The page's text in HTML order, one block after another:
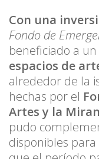
Con una
Fondo de
beneficiado a
espacios de
alrededor de la
hechas por el
Artes y la
pudo
disponibles